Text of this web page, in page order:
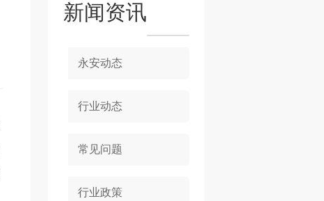
新闻资讯
永安动态
行业动态
常见问题
行业政策